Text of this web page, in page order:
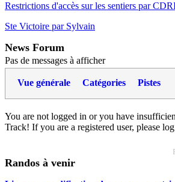
Restrictions d'accès sur les sentiers par
Ste Victoire par Sylvain
News Forum
Pas de messages à afficher
Vue générale Catégories Pistes
You are not logged in or you have
Track! If you are a registered user, please
Randos à venir